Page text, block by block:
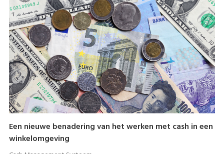
Een nieuwe benadering van het werken met cash in een
winkelomgeving